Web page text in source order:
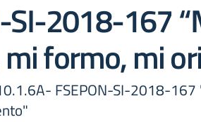
SI-2018-167
formo, mi
FSEPON-SI-2018-